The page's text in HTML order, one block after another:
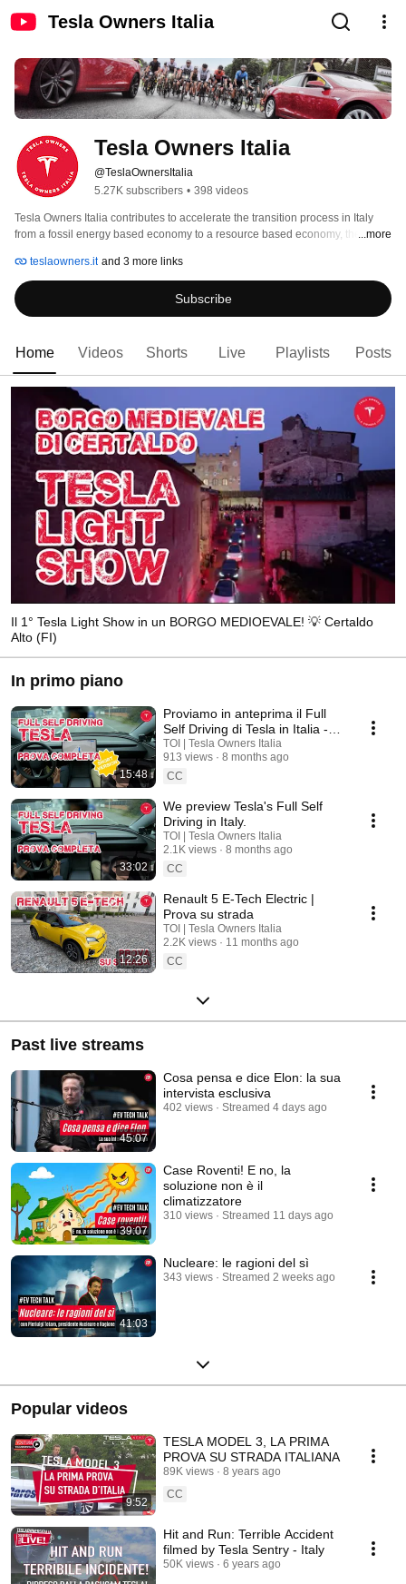
Tesla Owners Italia
Tesla Owners Italia
@TeslaOwnersItalia
5.27K subscribers • 398 videos
Tesla Owners Italia contributes to accelerate the transition process in Italy
from a fossil energy based economy to a resource based economy, then on
...more
teslaowners.it and 3 more links
Subscribe
Home Videos Shorts Live Playlists Posts
Il 1° Tesla Light Show in un BORGO MEDIOEVALE! 💡 Certaldo
Alto (FI)
In primo piano
15:48
Proviamo in anteprima il Full
Self Driving di Tesla in Italia -
Versione Short
TOI | Tesla Owners Italia
913 views
8 months ago
CC
33:02
We preview Tesla's Full Self
Driving in Italy.
TOI | Tesla Owners Italia
2.1K views
8 months ago
CC
12:26
Renault 5 E-Tech Electric |
Prova su strada
TOI | Tesla Owners Italia
2.2K views
11 months ago
CC
Past live streams
45:07
Cosa pensa e dice Elon: la sua
intervista esclusiva
402 views Streamed 4 days ago
39:07
Case Roventi! E no, la
soluzione non è il
climatizzatore
310 views Streamed 11 days ago
41:03
Nucleare: le ragioni del sì
343 views Streamed 2 weeks ago
Popular videos
9:52
TESLA MODEL 3, LA PRIMA
PROVA SU STRADA ITALIANA
89K views
8 years ago
CC
Hit and Run: Terrible Accident
filmed by Tesla Sentry - Italy
50K views 6 years ago